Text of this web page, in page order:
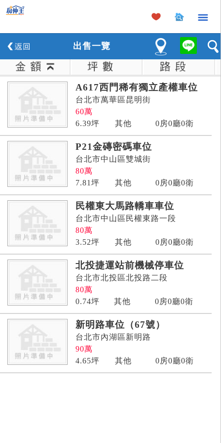
×
出售一覽
A617西門稀有獨立產權車位
台北市萬華區昆明街
60萬
6.39坪 其他 0房0廳0衛
P21金磚密碼車位
台北市中山區雙城街
80萬
7.81 坪 其他 0房0廳0衛
民權東大馬路轎車車位
台北市中山區民權東路一段
80萬
3.52坪 其他 0房0廳0衛
北投捷運站前機械停車位
台北市北投區北投路二段
80萬
0.74坪 其他 0房0廳0衛
新明路車位（67號）
台北市內湖區新明路
90萬
4.65坪 其他 0房0廳0衛